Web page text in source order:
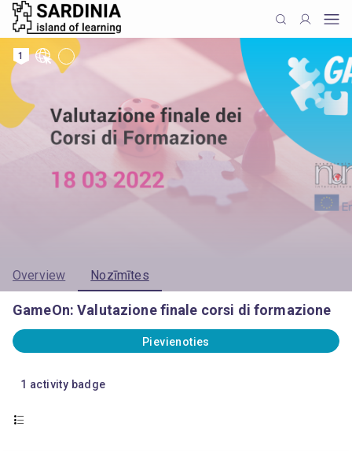
1
Overview Nozīmītes
GameOn: Valutazione finale corsi di formazione
Pievienoties
1 activity badge